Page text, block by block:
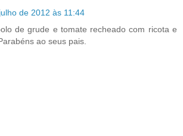
de 2012 às 11:44
de grude e tomate recheado com ricota e
ao seus pais.